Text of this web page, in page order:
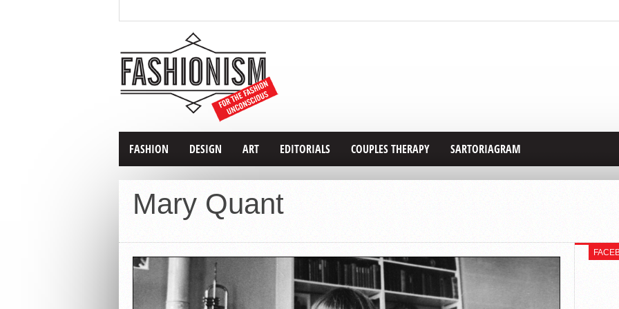
FASHION DESIGN ART EDITORIALS COUPLES THERAPY SARTORIAGRAM
Mary Quant